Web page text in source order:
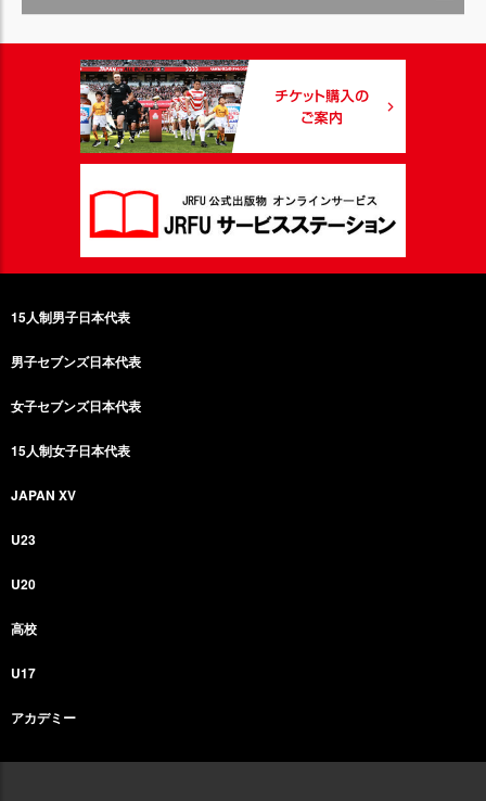
15人制男子日本代表
男子セブンズ日本代表
女子セブンズ日本代表
15人制女子日本代表
JAPAN XV
U23
U20
高校
U17
アカデミー